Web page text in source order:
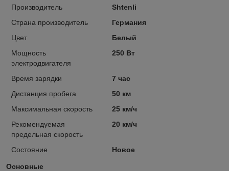
Производитель
Shtenli
Страна производитель
Германия
Цвет
Белый
Мощность
электродвигателя
250 Вт
Время зарядки
7 час
Дистанция пробега
50 км
Максимальная скорость
25 км/ч
Рекомендуемая
предельная скорость
20 км/ч
Состояние Новое
Основные